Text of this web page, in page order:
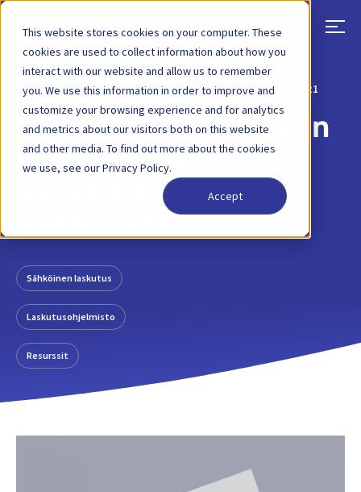
This website stores cookies on your computer. These
cookies are used to collect information about how you
interact with our website and allow us to remember
you. We use this information in order to improve and
customize your browsing experience and for analytics
and metrics about our visitors both on this website
and other media. To find out more about the cookies
we use, see our Privacy Policy.
Accept
TAKAISIN BLOGIKIRJOITUS 26 TAMMIKUU, 2021
Uusi opas sähköiseen
laskutukseen -
perusteista
osaamiseen
Sähköinen laskutus
Laskutusohjelmisto
Resurssit